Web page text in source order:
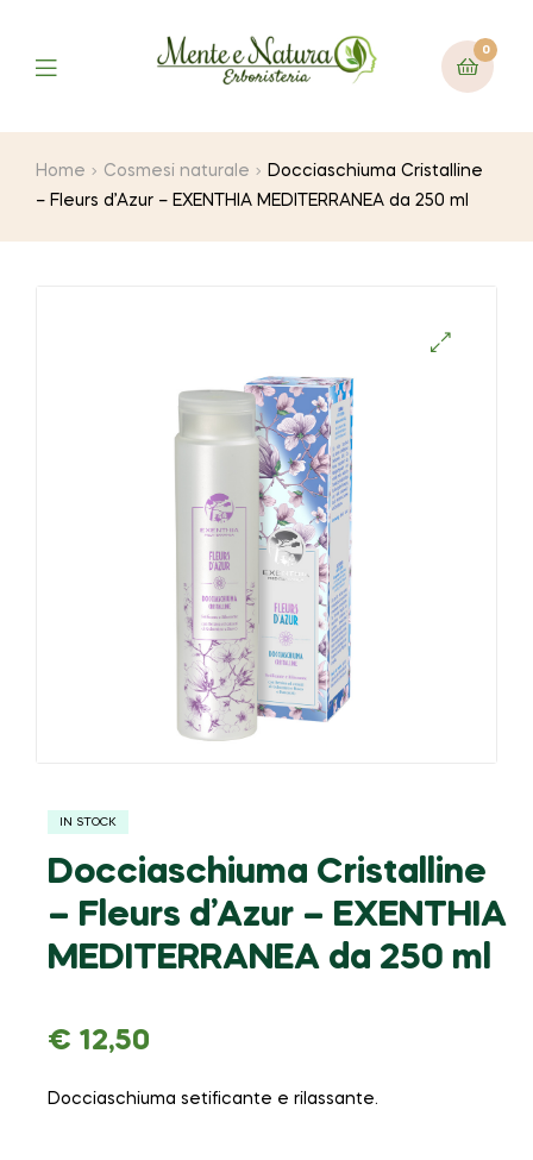
0
Home Cosmesi naturale
Docciaschiuma Cristalline
– Fleurs d’Azur – EXENTHIA MEDITERRANEA da 250 ml
IN STOCK
Docciaschiuma Cristalline
– Fleurs d’Azur – EXENTHIA
MEDITERRANEA da 250 ml
€ 12,50
Docciaschiuma setificante e rilassante.